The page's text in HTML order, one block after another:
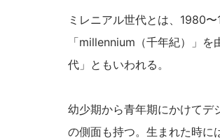
ミレニアル世代とは、1980
「millennium（千年紀）」
代」ともいわれる。
幼少期から青年期にかけてデ
の側面も持つ。生まれた時に